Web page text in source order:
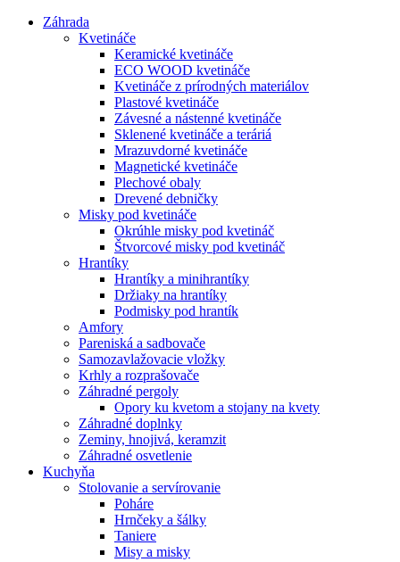
Záhrada
Kvetináče
Keramické kvetináče
ECO WOOD kvetináče
Kvetináče z prírodných materiálov
Plastové kvetináče
Závesné a nástenné kvetináče
Sklenené kvetináče a teráriá
Mrazuvdorné kvetináče
Magnetické kvetináče
Plechové obaly
Drevené debničky
Misky pod kvetináče
Okrúhle misky pod kvetináč
Štvorcové misky pod kvetináč
Hrantíky
Hrantíky a minihrantíky
Držiaky na hrantíky
Podmisky pod hrantík
Amfory
Pareniská a sadbovače
Samozavlažovacie vložky
Krhly a rozprašovače
Záhradné pergoly
Opory ku kvetom a stojany na kvety
Záhradné doplnky
Zeminy, hnojivá, keramzit
Záhradné osvetlenie
Kuchyňa
Stolovanie a servírovanie
Poháre
Hrnčeky a šálky
Taniere
Misy a misky